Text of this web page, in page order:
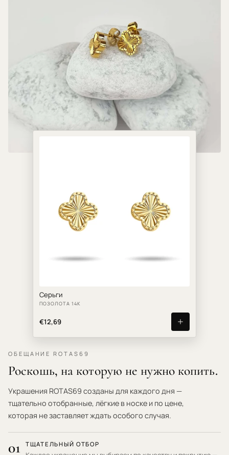
Серьги
ПОЗОЛОТА 14К
€12,69
ОБЕЩАНИЕ ROTAS69
Роскошь, на которую не нужно копить.
Украшения ROTAS69 созданы для каждого дня —
тщательно отобранные, лёгкие в носке и по цене,
которая не заставляет ждать особого случая.
01 ТЩАТЕЛЬНЫЙ ОТБОР